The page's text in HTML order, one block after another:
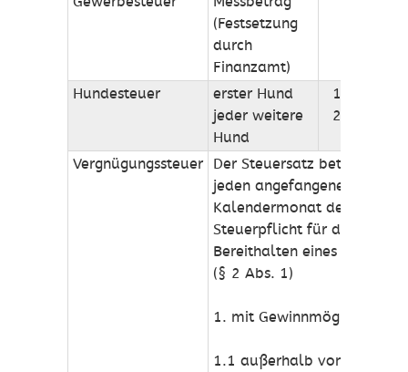
(Festsetzung
durch
Finanzamt)
Hundesteuer
erster Hund
jeder weitere
Hund
100,00 €
200,00 €
Vergnügungssteuer Der Steuersatz beträgt für
jeden angefangenen
Kalendermonat der
Steuerpflicht für das
Bereithalten eines Gerätes
(§ 2 Abs. 1)
1. mit Gewinnmöglichkeit:
1.1 außerhalb von